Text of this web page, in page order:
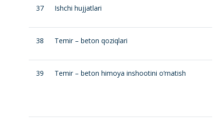
37 Ishchi hujjatlari
38 Temir – beton qoziqlari
39 Temir – beton himoya inshootini o‘rnatish